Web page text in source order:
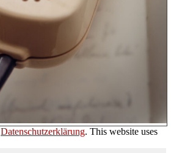
Datenschutzerklärung. This website uses